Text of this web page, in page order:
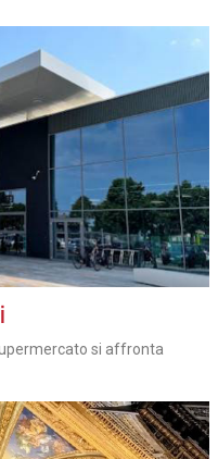
si affronta